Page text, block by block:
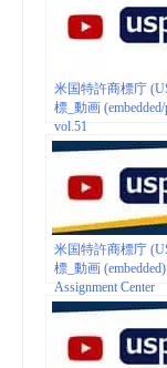
米国特許商標庁
標_動画
vol.51
米国特許商標庁
標_動画
Assignment Center